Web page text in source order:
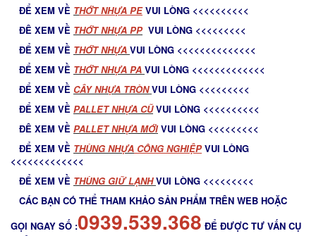
Pallet nhua tan phu
Pallet nhựa Tân Phú
Thớt nhựa cho nhà bếp
Thớt nhựa làm băng tải
ĐỂ XEM VỀ THỚT NHỰA PEVUI LÒNG <<<<<<<<<<
ĐÊ XEM VỀ THỚT NHỰA PP VUI LÒNG <<<<<<<<<
ĐỂ XEM VỀ THỚT NHỰA VUI LÒNG <<<<<<<<<<<<<<
ĐỂ XEM VỀ THỚT NHỰA PA VUI LÒNG <<<<<<<<<<<<<
ĐỂ XEM VỀ CÂY NHỰA TRÒN VUI LÒNG <<<<<<<<<
ĐỂ XEM VỀ PALLET NHỰA CŨVUI LÒNG <<<<<<<<<<
ĐÊ XEM VỀ PALLET NHỰA MỚIVUI LÒNG <<<<<<<<<
ĐỂ XEM VỀ THÙNG NHỰA CÔNG NGHIỆPVUI LÒNG
<<<<<<<<<<<<<
ĐỂ XEM VỀ THÙNG GIỮ LẠNH VUI LÒNG <<<<<<<<<
CÁC BẠN CÓ THỂ THAM KHẢO SẢN PHẨM TRÊN WEB HOẶC
GỌI NGAY SỐ :0939.539.368 ĐỂ ĐƯỢC TƯ VẤN CỤ